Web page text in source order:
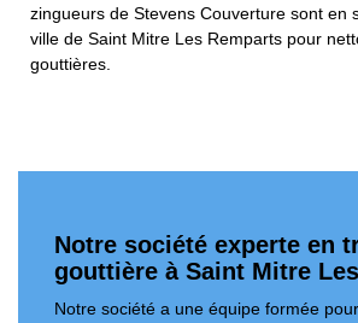
zingueurs de Stevens Couverture sont en
ville de Saint Mitre Les Remparts pour
gouttières.
Notre société experte en
gouttière à Saint Mitre
Notre société a une équipe formée